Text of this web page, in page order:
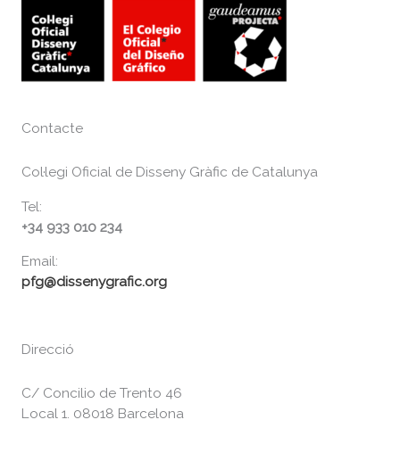
Contacte
Col·legi Oficial de Disseny Gràfic de Catalunya
Tel:
+34 933 010 234
Email:
pfg@dissenygrafic.org
Direcció
C/ Concilio de Trento 46
Local 1. 08018 Barcelona